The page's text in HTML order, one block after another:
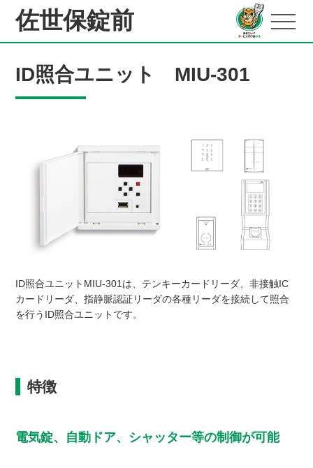
佐世保錠前
ID照合ユニット MIU-301
ID照合ユニットMIU-301は、テンキーカードリーダ、非接触IC
カードリーダ、指静脈認証リーダの各種リーダを接続して照合
を行うID照合ユニットです。
特徴
電気錠、自動ドア、シャッター等の制御が可能